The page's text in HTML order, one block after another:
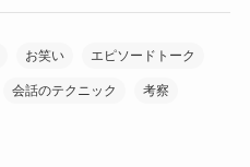
お笑い エピソードトーク
会話のテクニック 考察